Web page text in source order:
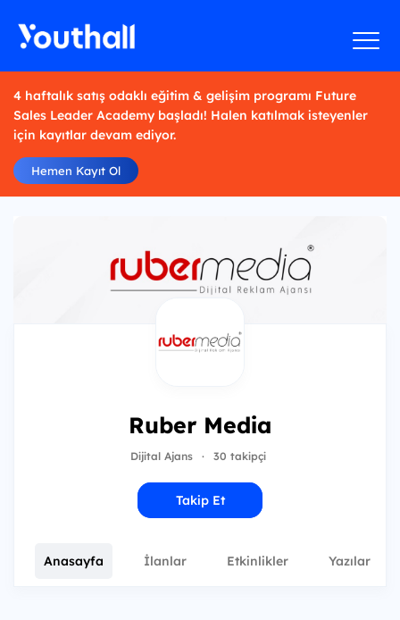
4 haftalık satış odaklı eğitim & gelişim programı Future
Sales Leader Academy başladı! Halen katılmak isteyenler
için kayıtlar devam ediyor.
Hemen Kayıt Ol
Ruber Media
Dijital Ajans · 30 takipçi
Takip Et
Anasayfa İlanlar Etkinlikler Yazılar